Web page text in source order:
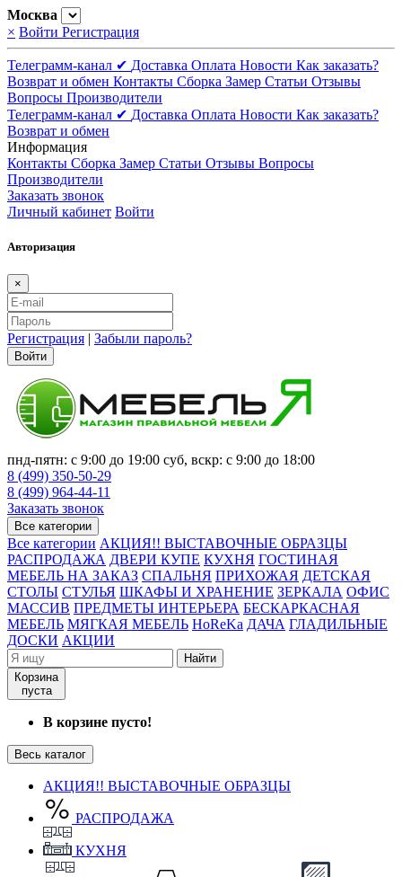
Москва
× Войти Регистрация
Телеграмм-канал ✔ Доставка Оплата Новости Как заказать?
Возврат и обмен Контакты Сборка Замер Статьи Отзывы
Вопросы Производители
Телеграмм-канал ✔ Доставка Оплата Новости Как заказать?
Возврат и обмен
Информация
Контакты Сборка Замер Статьи Отзывы Вопросы
Производители
Заказать звонок
Личный кабинет Войти
Авторизация
×
Регистрация | Забыли пароль?
Войти
пнд-пятн: с 9:00 до 19:00 суб, вскр: с 9:00 до 18:00
8 (499) 350-50-29
8 (499) 964-44-11
Заказать звонок
Все категории
Все категории АКЦИЯ!! ВЫСТАВОЧНЫЕ ОБРАЗЦЫ
РАСПРОДАЖА ДВЕРИ КУПЕ КУХНЯ ГОСТИНАЯ
МЕБЕЛЬ НА ЗАКАЗ СПАЛЬНЯ ПРИХОЖАЯ ДЕТСКАЯ
СТОЛЫ СТУЛЬЯ ШКАФЫ И ХРАНЕНИЕ ЗЕРКАЛА ОФИС
МАССИВ ПРЕДМЕТЫ ИНТЕРЬЕРА БЕСКАРКАСНАЯ
МЕБЕЛЬ МЯГКАЯ МЕБЕЛЬ HoReKa ДАЧА ГЛАДИЛЬНЫЕ
ДОСКИ АКЦИИ
Найти
Корзина
пуста
В корзине пусто!
Весь каталог
АКЦИЯ!! ВЫСТАВОЧНЫЕ ОБРАЗЦЫ
РАСПРОДАЖА
КУХНЯ